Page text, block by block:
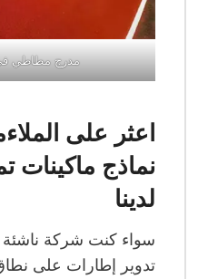
مدرج مطاطي
اعثر على
نماذج ماكينات
لدينا
سواء كنت شركة ناشئة
تدوير إطارات على